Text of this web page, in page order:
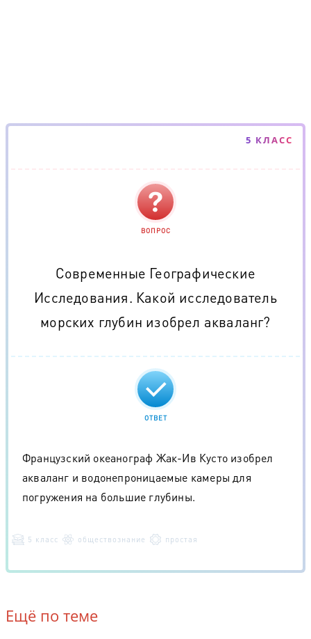
5 КЛАСС
ВОПРОС
Современные Географические
Исследования. Какой исследователь
морских глубин изобрел акваланг?
ОТВЕТ
Французский океанограф Жак-Ив Кусто изобрел
акваланг и водонепроницаемые камеры для
погружения на большие глубины.
5 класс обществознание простая
Ещё по теме